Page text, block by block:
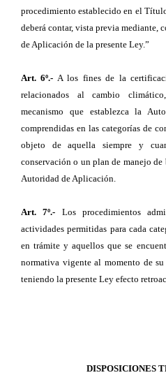
procedimiento establecido en el
deberá contar, vista previa mediante,
de Aplicación de la presente Ley.”
Art. 6º.- A los fines de la
relacionados al cambio
mecanismo que establezca la
comprendidas en las categorías de
objeto de aquella siempre y
conservación o un plan de manejo
Autoridad de Aplicación.
Art. 7º.- Los procedimientos
actividades permitidas para cada
en trámite y aquellos que se
normativa vigente al momento de
teniendo la presente Ley efecto
DISPOSICIONES